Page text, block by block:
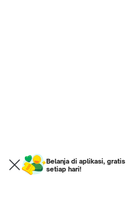
Belanja di aplikasi,
setiap hari!